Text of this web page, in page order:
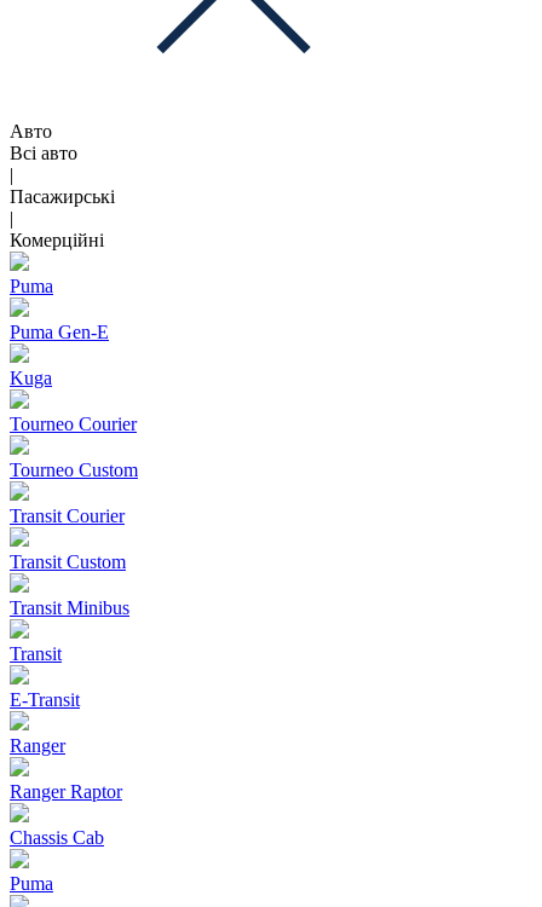
Авто
Всі авто
|
Пасажирські
|
Комерційні
Puma
Puma Gen‑E
Kuga
Tourneo Courier
Tourneo Custom
Transit Courier
Transit Custom
Transit Minibus
Transit
E-Transit
Ranger
Ranger Raptor
Chassis Cab
Puma